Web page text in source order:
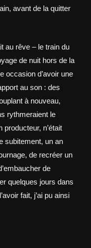
avant de la quitter
au rêve – le train du
de nuit hors de la
occasion d’avoir une
au son : des
à nouveau,
rythmeraient le
n’était
subitement, un an
de recréer un
de
quelques jours dans
fait, j’ai pu ainsi